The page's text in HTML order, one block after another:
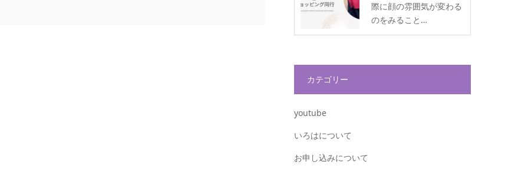
際に顔の雰囲気が変わる
のをみること…
カテゴリー
youtube
いろはについて
お申し込みについて